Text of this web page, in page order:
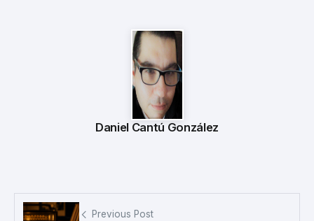
Daniel Cantú González
Previous Post